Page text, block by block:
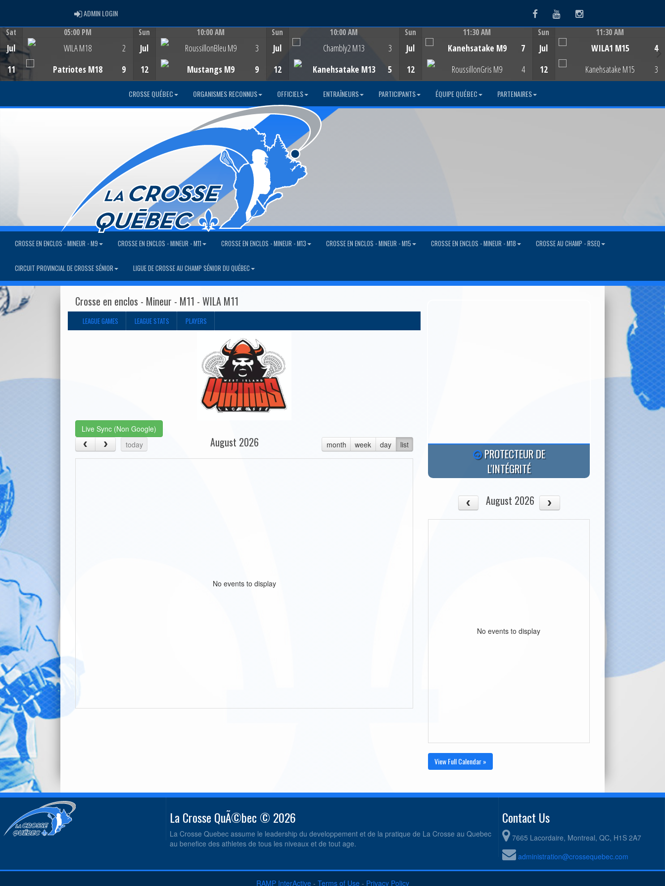
ADMIN LOGINADMIN LOGIN FacebookYoutubeInstagram
Sat
Jul
11
05:00 PM
WILA M18
Patriotes M18
2
9
Sun
Jul
12
10:00 AM
RoussillonBleu M9
Mustangs M9
3
9
Sun
Jul
12
10:00 AM
Chambly2 M13
Kanehsatake M13
3
5
Sun
Jul
12
11:30 AM
Kanehsatake M9
RoussillonGris M9
7
4
Sun
Jul
12
11:30 AM
WILA1 M15
Kanehsatake M15
4
3
CROSSE QUÉBEC ORGANISMES RECONNUS OFFICIELS ENTRAÎNEURS PARTICIPANTS ÉQUIPE QUÉBEC PARTENAIRES
CROSSE EN ENCLOS - MINEUR - M9 CROSSE EN ENCLOS - MINEUR - M11 CROSSE EN ENCLOS - MINEUR - M13 CROSSE EN ENCLOS - MINEUR - M15 CROSSE EN ENCLOS - MINEUR - M18 CROSSE AU CHAMP - RSEQ
CIRCUIT PROVINCIAL DE CROSSE SÉNIOR LIGUE DE CROSSE AU CHAMP SÉNIOR DU QUÉBEC
Crosse en enclos - Mineur - M11 - WILA M11
LEAGUE GAMES LEAGUE STATS PLAYERS
Live Sync (Non Google)
today
month week day list
August 2026
No events to display
PROTECTEUR DE
L'INTÉGRITÉ
August 2026
No events to display
View Full Calendar »
La Crosse QuÃ©bec © 2026
La Crosse Quebec assume le leadership du developpement et de la pratique de La Crosse au Quebec
au benefice des athletes de tous les niveaux et de tout age.
Contact Us
7665 Lacordaire, Montreal, QC, H1S 2A7
administration@crossequebec.com
RAMP InterActive - Terms of Use - Privacy Policy